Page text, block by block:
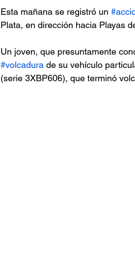
Esta mañana se registró un
Plata, en dirección hacia Playas
Un joven, que presuntamente
#volcadura de su vehículo
(serie 3XBP606), que terminó